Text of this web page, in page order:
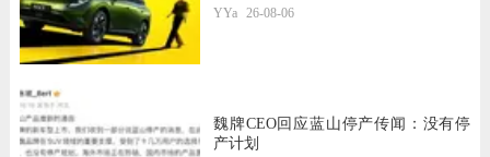
YYa 26-08-06
魏牌CEO回应蓝山停产传闻：没有停
产计划